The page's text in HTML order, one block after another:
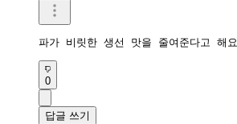
파가 비릿한 생선 맛을 줄여준다고 해요
0
답글 쓰기